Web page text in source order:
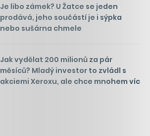
Je libo zámek? U Žatce se jeden
prodává, jeho součástí je i sýpka
nebo sušárna chmele
Jak vydělat 200 milionů za pár
měsíců? Mladý investor to zvládl s
akciemi Xeroxu, ale chce mnohem víc